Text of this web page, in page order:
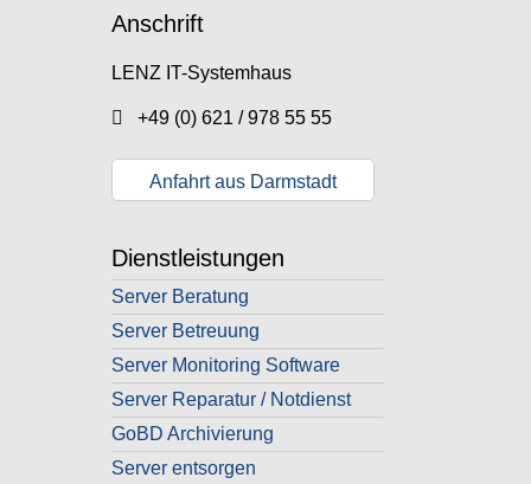
Anschrift
LENZ IT-Systemhaus
+49 (0) 621 / 978 55 55
Anfahrt aus Darmstadt
Dienstleistungen
Server Beratung
Server Betreuung
Server Monitoring Software
Server Reparatur / Notdienst
GoBD Archivierung
Server entsorgen